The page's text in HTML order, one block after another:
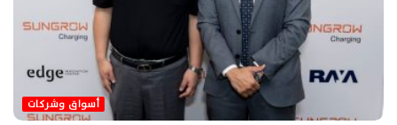
أسواق وشركات